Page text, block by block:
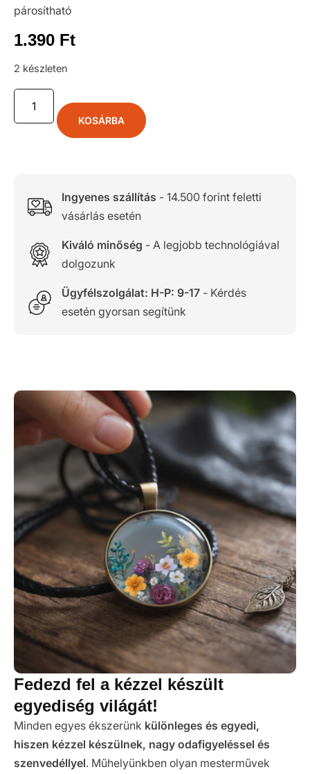
párosítható
1.390 Ft
2 készleten
KOSÁRBA
Ingyenes szállítás - 14.500 forint feletti
vásárlás esetén
Kiváló minőség - A legjobb technológiával
dolgozunk
Ügyfélszolgálat: H-P: 9-17- Kérdés
esetén gyorsan segítünk
Fedezd fel a kézzel készült
egyediség világát!
Minden egyes ékszerünk különleges és egyedi,
hiszen kézzel készülnek, nagy odafigyeléssel és
szenvedéllyel. Műhelyünkben olyan mesterművek